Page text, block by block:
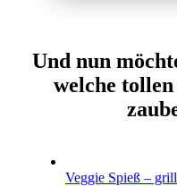
Und nun
welche
Veggie Spieß –